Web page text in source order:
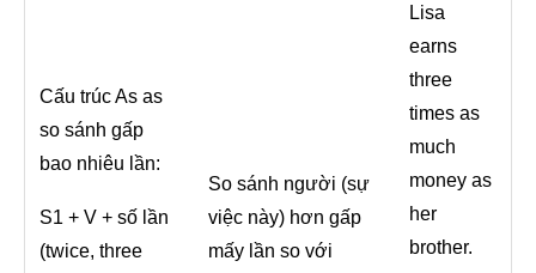
Cấu trúc As as
so sánh gấp
bao nhiêu lần:
S1 + V + số lần
(twice, three
So sánh người (sự
việc này) hơn gấp
mấy lần so với
Lisa
earns
three
times as
much
money as
her
brother.